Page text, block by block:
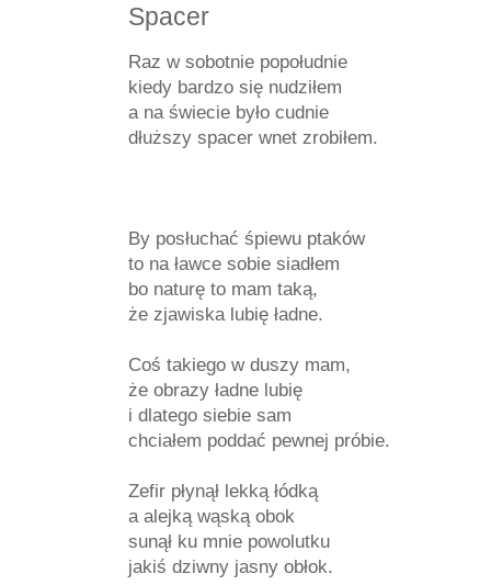
Spacer
Raz w sobotnie popołudnie
kiedy bardzo się nudziłem
a na świecie było cudnie
dłuższy spacer wnet zrobiłem.
By posłuchać śpiewu ptaków
to na ławce sobie siadłem
bo naturę to mam taką,
że zjawiska lubię ładne.
Coś takiego w duszy mam,
że obrazy ładne lubię
i dlatego siebie sam
chciałem poddać pewnej próbie.
Zefir płynął lekką łódką
a alejką wąską obok
sunął ku mnie powolutku
jakiś dziwny jasny obłok.